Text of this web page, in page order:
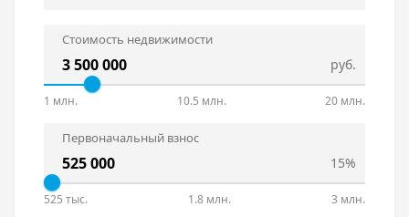
Стоимость недвижимости
руб.
1 млн. 10.5 млн. 20 млн.
Первоначальный взнос
15%
525 тыс. 1.8 млн. 3 млн.